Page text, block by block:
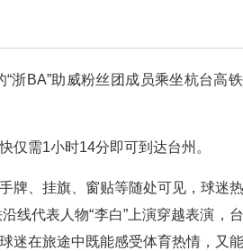
浙BA”助威粉丝团成员乘坐杭台高
仅需1小时14分即可到达台州。
牌、挂旗、窗贴等随处可见，球迷
线代表人物“李白”上演穿越表演，
迷在旅途中既能感受体育热情，又